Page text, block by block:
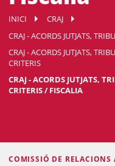
INICI
CRAJ
CRAJ - ACORDS JUTJATS,
CRAJ - ACORDS JUTJATS,
CRITERIS
CRAJ - ACORDS JUTJATS,
CRITERIS / FISCALIA
COMISSIÓ DE